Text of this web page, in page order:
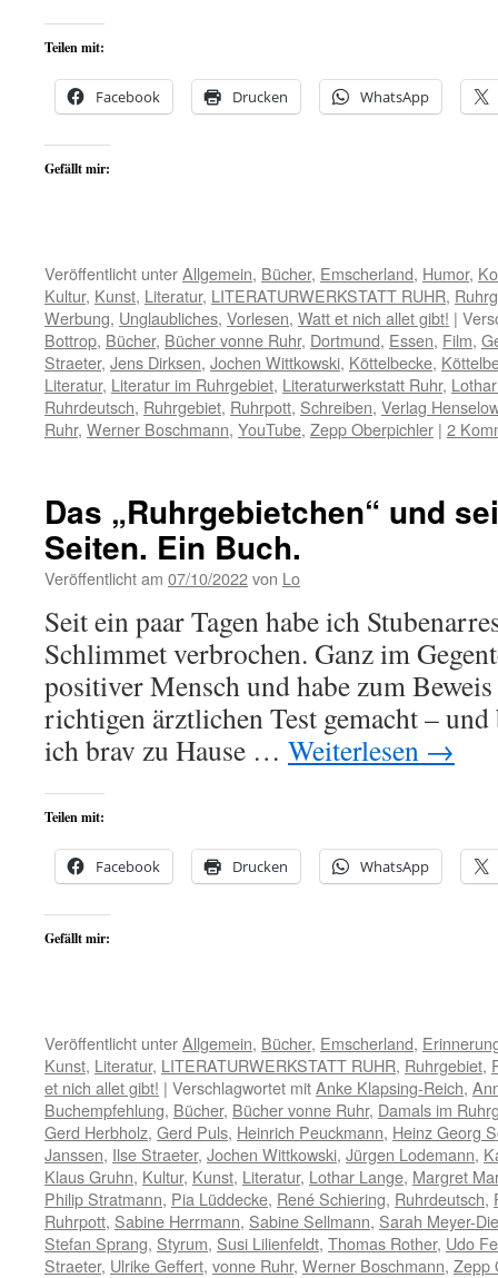
Teilen mit:
Facebook Drucken WhatsApp
Gefällt mir:
Veröffentlicht unterAllgemein, Bücher, Emscherland, Humor,
Kultur, Kunst, Literatur, LITERATURWERKSTATT RUHR,
Werbung, Unglaubliches, Vorlesen, Watt et nich allet gibt! |
Bottrop, Bücher, Bücher vonne Ruhr, Dortmund, Essen, Film,
Straeter, Jens Dirksen, Jochen Wittkowski, Köttelbecke,
Literatur, Literatur im Ruhrgebiet, Literaturwerkstatt Ruhr,
Ruhrdeutsch, Ruhrgebiet, Ruhrpott, Schreiben, Verlag
Ruhr, Werner Boschmann, YouTube, Zepp Oberpichler | 2
Das „Ruhrgebietchen“ und
Seiten. Ein Buch.
Veröffentlicht am 07/10/2022von Lo
Seit ein paar Tagen habe ich
Schlimmet verbrochen. Ganz im
positiver Mensch und habe zum
richtigen ärztlichen Test gemacht –
ich brav zu Hause … Weiterlesen →
Teilen mit:
Facebook Drucken WhatsApp
Gefällt mir:
Veröffentlicht unterAllgemein, Bücher, Emscherland,
Kunst, Literatur, LITERATURWERKSTATT RUHR, Ruhrgebiet,
et nich allet gibt! | Verschlagwortet mitAnke Klapsing-Reich,
Buchempfehlung, Bücher, Bücher vonne Ruhr, Damals im
Gerd Herbholz, Gerd Puls, Heinrich Peuckmann, Heinz Georg
Janssen, Ilse Straeter, Jochen Wittkowski, Jürgen Lodemann,
Klaus Gruhn, Kultur, Kunst, Literatur, Lothar Lange, Margret
Philip Stratmann, Pia Lüddecke, René Schiering, Ruhrdeutsch,
Ruhrpott, Sabine Herrmann, Sabine Sellmann, Sarah Meyer-
Stefan Sprang, Styrum, Susi Lilienfeldt, Thomas Rother, Udo
Straeter, Ulrike Geffert, vonne Ruhr, Werner Boschmann, Zepp